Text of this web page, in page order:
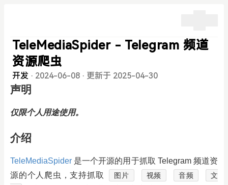
TeleMediaSpider - Telegram 频道
资源爬虫
开发 · 2024-06-08 · 更新于 2025-04-30
声明
仅限个人用途使用。
介绍
TeleMediaSpider 是一个开源的用于抓取 Telegram 频道资
源的个人爬虫，支持抓取
图片 视频 音频
文